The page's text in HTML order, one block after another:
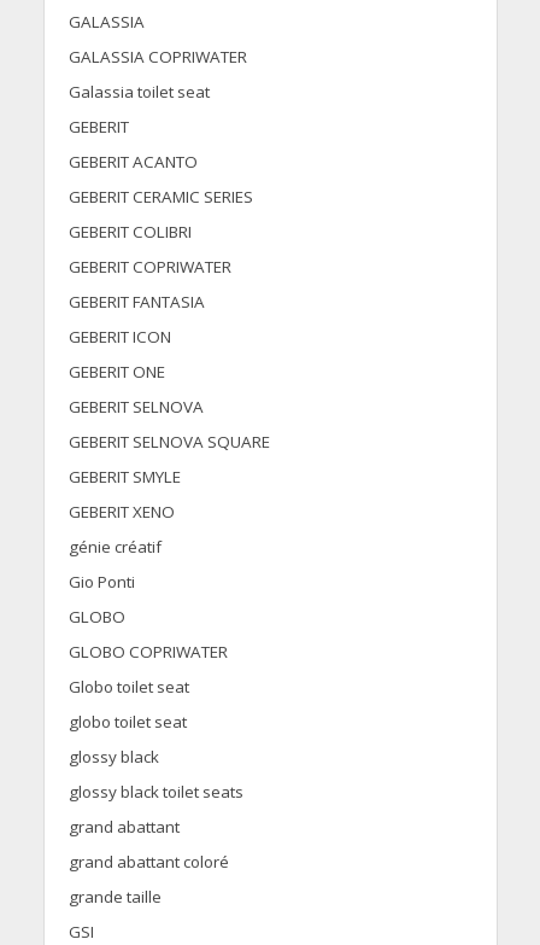
GALASSIA
GALASSIA COPRIWATER
Galassia toilet seat
GEBERIT
GEBERIT ACANTO
GEBERIT CERAMIC SERIES
GEBERIT COLIBRI
GEBERIT COPRIWATER
GEBERIT FANTASIA
GEBERIT ICON
GEBERIT ONE
GEBERIT SELNOVA
GEBERIT SELNOVA SQUARE
GEBERIT SMYLE
GEBERIT XENO
génie créatif
Gio Ponti
GLOBO
GLOBO COPRIWATER
Globo toilet seat
globo toilet seat
glossy black
glossy black toilet seats
grand abattant
grand abattant coloré
grande taille
GSI